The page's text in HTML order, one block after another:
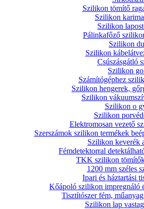
Szilikon tömítő
Szilikon
Szilikon
Pálinkafőző
Szilikon
Szilikon
Csúszásgátló
Szilikon
Számítógéphez
Szilikon hengerek,
Szilikon
Szilikon o
Szilikon
Elektromosan vezető
Szerszámok szilikon termékek
Szilikon keverék
Fémdetektorral
TKK szilikon
1200 mm széles
Ipari és háztartási
Kőápoló szilikon impregnáló
Tisztítószer fém,
Szilikon lap